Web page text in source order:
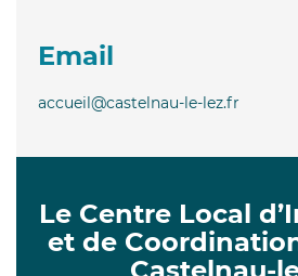
Email
accueil@castelnau-le-lez.fr
Le Centre Local
et de